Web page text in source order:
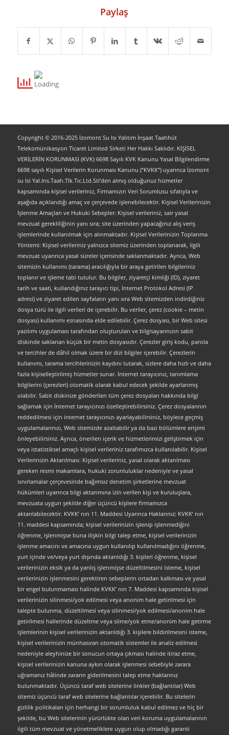
Paylaş
Copyright © 2016-2025 İzomont Su Isı Yalıtım İnşaat Taahhüt
Telekomünikasyon Ticaret Limited Sirketi Her Hakkı Saklıdır. KİŞİSEL
VERİLERİN KORUNMASI (KVK) 6698 Sayılı KVK Kanunu Yasal Bilgilendirme
6698 sayılı Kişisel Verilerin Korunması Kanunu (“KVKK”) uyarınca İzomont
su Isi Yal.Ins.Taah.Tlk.Tic.Ltd.Sti’den almış olduğunuz hizmetler
kapsamında kişisel verileriniz, Firmamızın Veri Sorumlusu sıfatıyla ve
aşağıda açıklandığı amaç ve çerçevede işlenebilecektir. Kişisel Verilerinizin
İşlenme Amaçları ve Hukuki Sebepler: Kişisel verileriniz, sair yasal
mevzuat gerekliliğinin yanı sıra; site üzerinden yapacağınız alış veriş
işlemlerinde kullanılmak için alınmaktadır. Kişisel Verilerinizin Toplanma
Yöntemi: Kişisel verileriniz yalnızca sitemiz üzerinden toplanarak, ilgili
mevzuat uyarınca yasal süreler içerisinde saklanmaktadır. Ayrıca, Web
sitemizin kullanımı (tarama) aracılığıyla bir araya getirilen bilgileriniz
toplanır ve işleme tabi tutulur. Bu bilgiler, ziyaretçi kimliği (ID), ziyaret
tarih ve saati, kullandığınız tarayıcı tipi, İnternet Protokol Adresi (IP
adresi) ve ziyaret edilen sayfaların yanı sıra Web sitemizden indirdiğiniz
dosya türü ile ilgili verileri de içerebilir. Bu veriler, çerez (cookie – metin
dosyası) kullanımı esnasında elde edilebilir. Çerez dosyası, bir Web sitesi
yazılımı uygulaması tarafından oluşturulan ve bilgisayarınızın sabit
diskinde saklanan küçük bir metin dosyasıdır. Çerezler giriş kodu, parola
ve tercihler de dâhil olmak üzere bir dizi bilgiler içerebilir. Çerezlerin
kullanımı, tarama tercihlerinizin kaydını tutarak, sizlere daha hızlı ve daha
fazla kişiselleştirilmiş hizmetler sunar. İnternet tarayıcınız, tanımlama
bilgilerini (çerezleri) otomatik olarak kabul edecek şekilde ayarlanmış
olabilir. Sabit diskinize gönderilen tüm çerez dosyaları hakkında bilgi
sağlamak için İnternet tarayıcınızı özelleştirebilirsiniz. Çerez dosyalarının
reddedilmesi için internet tarayıcınızı ayarlayabilirsiniz, böylece geçmiş
uygulamalarınızı, Web sitemizde azaltabilir ya da bazı bölümlere erişimi
önleyebilirsiniz. Ayrıca, önerilen içerik ve hizmetlerimizi geliştirmek için
veya istatistiksel amaçlı kişisel verileriniz tarafımızca kullanılabilir. Kişisel
Verilerinizin Aktarılması: Kişisel verileriniz, yasal olarak aktarılması
gereken resmi makamlara, hukuki zorunluluklar nedeniyle ve yasal
sınırlamalar çerçevesinde bağımsız denetim şirketlerine mevzuat
hükümleri uyarınca bilgi aktarımına izin verilen kişi ve kuruluşlara,
mevzuata uygun şekilde diğer üçüncü kişilere firmamızca
aktarılabilecektir. KVKK’ nın 11. Maddesi Uyarınca Haklarınız: KVKK’ nın
11. maddesi kapsamında; kişisel verilerinizin işlenip işlenmediğini
öğrenme, işlenmişse buna ilişkin bilgi talep etme, kişisel verilerinizin
işlenme amacını ve amacına uygun kullanılıp kullanılmadığını öğrenme,
yurt içinde ve/veya yurt dışında aktarıldığı 3. kişileri öğrenme, kişisel
verilerinizin eksik ya da yanlış işlenmişse düzeltilmesini isteme, kişisel
verilerinizin işlenmesini gerektiren sebeplerin ortadan kalkması ve yasal
bir engel bulunmaması halinde KVKK’ nın 7. Maddesi kapsamında kişisel
verilerinizin silinmesi/yok edilmesi veya anonim hale getirilmesi için
talepte bulunma, düzeltilmesi veya silinmesi/yok edilmesi/anonim hale
getirilmesi hallerinde düzeltme veya silme/yok etme/anonim hale getirme
işlemlerinin kişisel verilerinizin aktarıldığı 3. kişilere bildirilmesini isteme,
kişisel verilerinizin münhasıran otomatik sistemler ile analiz edilmesi
nedeniyle aleyhinize bir sonucun ortaya çıkması halinde itiraz etme,
kişisel verilerinizin kanuna aykırı olarak işlenmesi sebebiyle zarara
uğramanız hâlinde zararın giderilmesini talep etme haklarınız
bulunmaktadır. Üçüncü taraf web sitelerine linkler (bağlantılar) Web
sitemiz üçüncü taraf web sitelerine bağlantılar içerebilir. Bu sitelerin
gizlilik politikaları için herhangi bir sorumluluk kabul edilmez ve hiç bir
şekilde, bu Web sitelerinin yürürlükte olan veri koruma uygulamalarının
ilgili tüm mevzuat ve yönetmeliklere uygun olup olmadığı garanti